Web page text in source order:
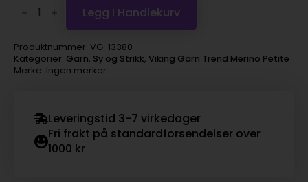
Garn
Trend
Petite
-
380
lys
Legg I Handlekurv
Produktnummer: VG-13380
Kategorier: Garn, Sy og Strikk, Viking Garn Trend Merino Petite
Merke: Ingen merker
Leveringstid 3-7 virkedager
Fri frakt på standardforsendelser over
1000 kr